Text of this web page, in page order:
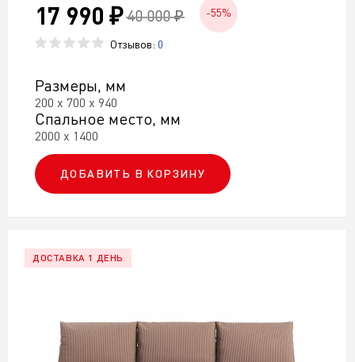
17 990 ₽ 40 000 ₽ -55%
Отзывов: 0
Размеры, мм
200 х 700 х 940
Спальное место, мм
2000 х 1400
ДОБАВИТЬ В КОРЗИНУ
ДОСТАВКА 1 ДЕНЬ